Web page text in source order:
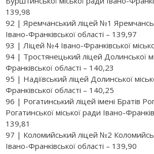
139,98
92 | Яремчанський ліцей №1
Івано-Франківської області – 139,97
93 | Ліцей №4 Івано-Франківської
94 | Тростянецький ліцей Долинської
Франківської області – 140,23
95 | Надіївський ліцей Долинської
Франківської області – 140,25
96 | Рогатинський ліцей імені Братів
Рогатинської міської ради Івано-
139,81
97 | Коломийський ліцей №2
Івано-Франківської області – 139,90